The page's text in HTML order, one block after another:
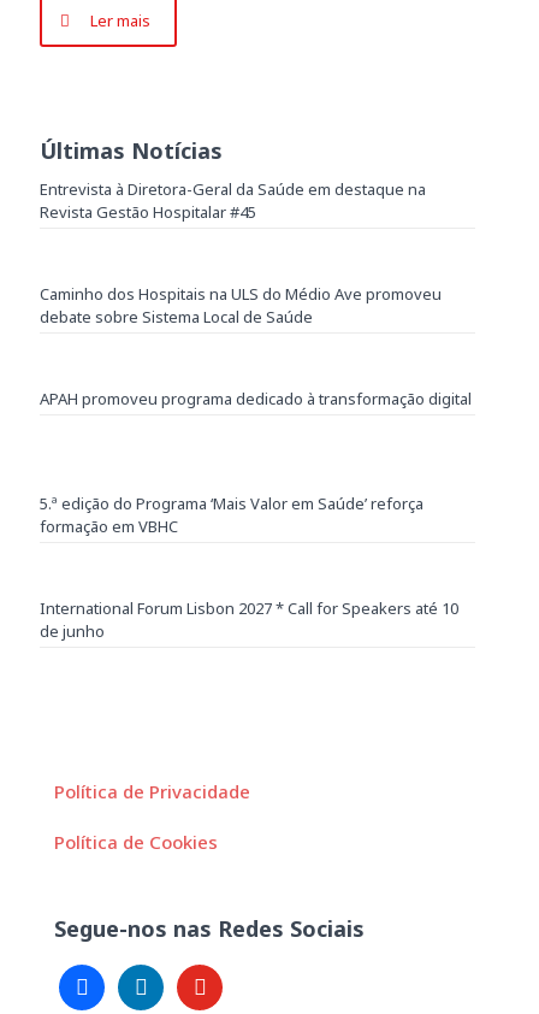
Ler mais
Últimas Notícias
Entrevista à Diretora-Geral da Saúde em destaque na
Revista Gestão Hospitalar #45
Caminho dos Hospitais na ULS do Médio Ave promoveu
debate sobre Sistema Local de Saúde
APAH promoveu programa dedicado à transformação digital
5.ª edição do Programa ‘Mais Valor em Saúde’ reforça
formação em VBHC
International Forum Lisbon 2027 * Call for Speakers até 10
de junho
Política de Privacidade
Política de Cookies
Segue-nos nas Redes Sociais
facebooklinkedin youtube